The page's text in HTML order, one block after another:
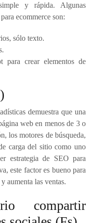
y rápida. Algunas
ecommerce son:
sólo texto.
para crear elementos de
demuestra que una
web en menos de 3 o
los motores de búsqueda,
carga del sitio como uno
estrategia de SEO para
este factor es bueno para
aumenta las ventas.
compartir